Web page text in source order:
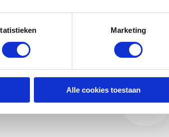
Marketing
Alle cookies toestaan
Venntiv